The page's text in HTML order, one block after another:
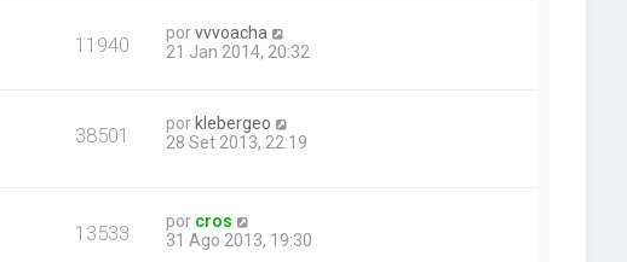
11940 porvvvoacha
21 Jan 2014, 20:32
38501 porklebergeo
28 Set 2013, 22:19
13533 por cros
31 Ago 2013, 19:30